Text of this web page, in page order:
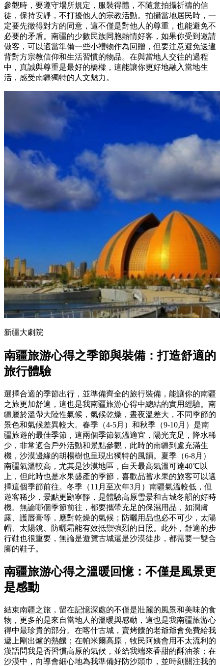
參觀時，要遵守場所規定，服裝得體，不隨意拍攝祈禱的信
徒，保持安靜，不打擾他人的宗教活動。拍攝當地居民時，一
定要先徵得對方的同意，這不僅是對他人的尊重，也能避免不
必要的矛盾。南疆的少數民族同胞熱情好客，如果你受到邀請
做客，可以適當準備一些小禮物作為回贈，但要注意避免送違
背對方宗教信仰和生活習慣的物品。在與當地人交往的過程
中，真誠與尊重是最好的橋樑，這能讓你更好地融入當地生
活，感受南疆獨特的人文魅力。
新疆大劇院
南疆旅游心得之季節與裝備：打造舒適的
旅行體驗
選擇合適的季節出行，並準備齊全的旅行裝備，能讓你的南疆
之旅更加舒適，這也是我南疆旅游心得中總結的實用經驗。南
疆屬於溫帶大陸性氣候，氣候乾燥，晝夜溫差大，不同季節的
景色和氣候差異較大。春季（4-5月）和秋季（9-10月）是南
疆旅遊的最佳季節，這兩個季節氣溫適宜，陽光充足，降水稀
少，非常適合戶外活動和景點參觀，此時的南疆到處充滿生
機，沙漠邊緣的胡楊樹也呈現出獨特的風韻。夏季（6-8月）
南疆氣溫較高，尤其是沙漠地區，白天最高氣溫可達40℃以
上，但此時也是水果盛產的季節，喜歡品嘗水果的旅客可以選
擇這個季節前往。冬季（11月至次年3月）南疆氣溫較低，但
遊客稀少，景點更顯寧靜，是體驗高原雪景和古城冬韻的好時
機。無論哪個季節前往，都要攜帶充足的保濕用品，如潤膚
露、護唇膏等，應對乾燥的氣候；防曬用品也必不可少，太陽
帽、太陽鏡、防曬霜能有效抵禦強烈的日照。此外，舒適的步
行鞋也很重要，無論是遊覽古城還是沙漠徒步，都需要一雙合
腳的鞋子。
南疆旅游心得之溫暖回憶：不僅是風景更
是感動
結束南疆之旅，留在記憶深處的不僅是壯麗的風景和美味的食
物，更多的是來自當地人的溫暖與感動，這也是我南疆旅游心
得中最珍貴的部分。在喀什古城，賣烤饢的老爺爺會免費給我
遞上剛出爐的熱饢；在帕米爾高原，牧民阿姨會用不太流利的
漢語問我是否習慣高原的氣候，並給我端來香甜的酥油茶；在
沙漠中，向導會細心地為我準備好防沙頭巾，並時刻關注我的